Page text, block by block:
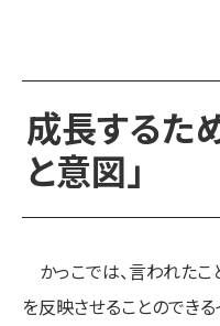
成長するた
と意図」
かっこでは、言われた
を反映させることのでき